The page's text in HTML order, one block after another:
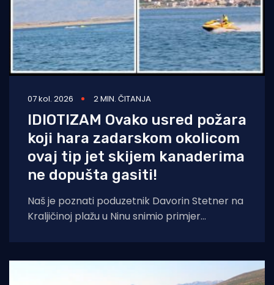
07 kol. 2026 2 MIN. ČITANJA
IDIOTIZAM Ovako usred požara
koji hara zadarskom okolicom
ovaj tip jet skijem kanaderima
ne dopušta gasiti!
Naš je poznati poduzetnik Davorin Stetner na
Kraljičinoj plažu u Ninu snimio primjer